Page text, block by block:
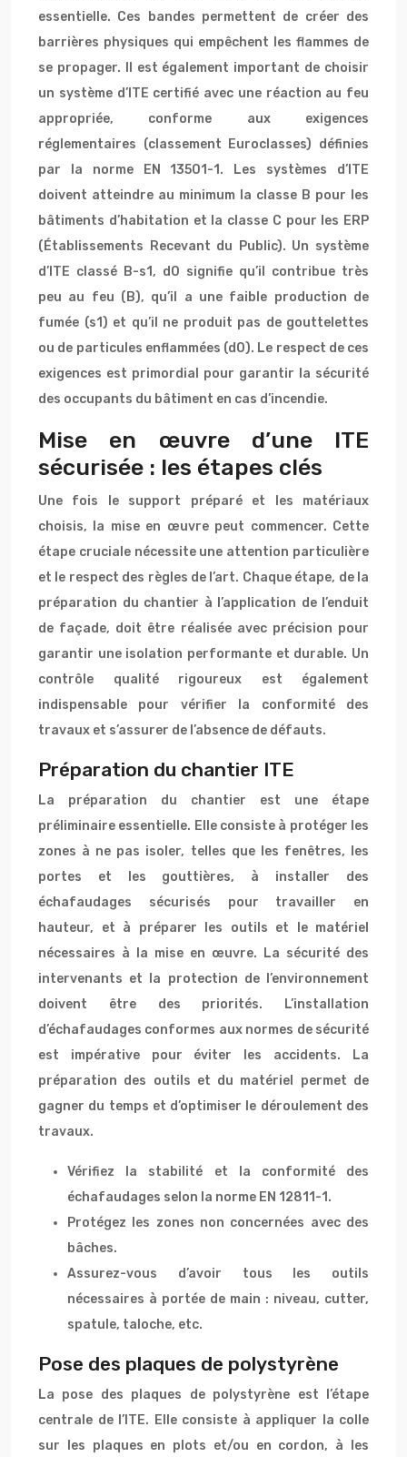
essentielle. Ces bandes permettent de créer des
barrières physiques qui empêchent les flammes de
se propager. Il est également important de choisir
un système d’ITE certifié avec une réaction au feu
appropriée, conforme aux exigences
réglementaires (classement Euroclasses) définies
par la norme EN 13501-1. Les systèmes d’ITE
doivent atteindre au minimum la classe B pour les
bâtiments d’habitation et la classe C pour les ERP
(Établissements Recevant du Public). Un système
d’ITE classé B-s1, d0 signifie qu’il contribue très
peu au feu (B), qu’il a une faible production de
fumée (s1) et qu’il ne produit pas de gouttelettes
ou de particules enflammées (d0). Le respect de ces
exigences est primordial pour garantir la sécurité
des occupants du bâtiment en cas d’incendie.
Mise en œuvre d’une ITE
sécurisée : les étapes clés
Une fois le support préparé et les matériaux
choisis, la mise en œuvre peut commencer. Cette
étape cruciale nécessite une attention particulière
et le respect des règles de l’art. Chaque étape, de la
préparation du chantier à l’application de l’enduit
de façade, doit être réalisée avec précision pour
garantir une isolation performante et durable. Un
contrôle qualité rigoureux est également
indispensable pour vérifier la conformité des
travaux et s’assurer de l’absence de défauts.
Préparation du chantier ITE
La préparation du chantier est une étape
préliminaire essentielle. Elle consiste à protéger les
zones à ne pas isoler, telles que les fenêtres, les
portes et les gouttières, à installer des
échafaudages sécurisés pour travailler en
hauteur, et à préparer les outils et le matériel
nécessaires à la mise en œuvre. La sécurité des
intervenants et la protection de l’environnement
doivent être des priorités. L’installation
d’échafaudages conformes aux normes de sécurité
est impérative pour éviter les accidents. La
préparation des outils et du matériel permet de
gagner du temps et d’optimiser le déroulement des
travaux.
Vérifiez la stabilité et la conformité des
échafaudages selon la norme EN 12811-1.
Protégez les zones non concernées avec des
bâches.
Assurez-vous d’avoir tous les outils
nécessaires à portée de main : niveau, cutter,
spatule, taloche, etc.
Pose des plaques de polystyrène
La pose des plaques de polystyrène est l’étape
centrale de l’ITE. Elle consiste à appliquer la colle
sur les plaques en plots et/ou en cordon, à les